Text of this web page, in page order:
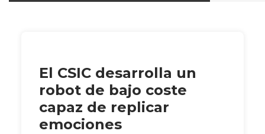
El CSIC desarrolla un
robot de bajo coste
capaz de replicar
emociones